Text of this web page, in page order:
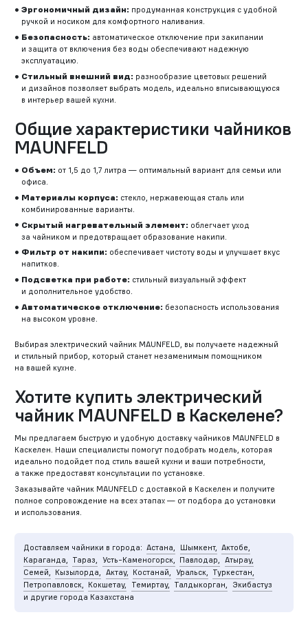
Эргономичный дизайн: продуманная конструкция с удобной
ручкой и носиком для комфортного наливания.
Безопасность: автоматическое отключение при закипании
и защита от включения без воды обеспечивают надежную
эксплуатацию.
Стильный внешний вид: разнообразие цветовых решений
и дизайнов позволяет выбрать модель, идеально вписывающуюся
в интерьер вашей кухни.
Общие характеристики чайников
MAUNFELD
Объем: от 1,5 до 1,7 литра — оптимальный вариант для семьи или
офиса.
Материалы корпуса: стекло, нержавеющая сталь или
комбинированные варианты.
Скрытый нагревательный элемент: облегчает уход
за чайником и предотвращает образование накипи.
Фильтр от накипи: обеспечивает чистоту воды и улучшает вкус
напитков.
Подсветка при работе: стильный визуальный эффект
и дополнительное удобство.
Автоматическое отключение: безопасность использования
на высоком уровне.
Выбирая электрический чайник MAUNFELD, вы получаете надежный
и стильный прибор, который станет незаменимым помощником
на вашей кухне.
Хотите купить электрический
чайник MAUNFELD в Каскелене?
Мы предлагаем быструю и удобную доставку чайников MAUNFELD в
Каскелен. Наши специалисты помогут подобрать модель, которая
идеально подойдет под стиль вашей кухни и ваши потребности,
а также предоставят консультации по установке.
Заказывайте чайник MAUNFELD с доставкой в Каскелен и получите
полное сопровождение на всех этапах — от подбора до установки
и использования.
Доставляем чайники в города: Астана, Шымкент, Актобе,
Караганда, Тараз, Усть-Каменогорск, Павлодар, Атырау,
Семей, Кызылорда, Актау, Костанай, Уральск, Туркестан,
Петропавловск, Кокшетау, Темиртау, Талдыкорган,
Экибастуз
и другие города Казахстана